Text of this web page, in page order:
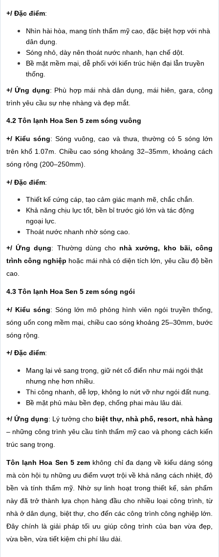
+/ Đặc điểm:
Nhìn hài hòa, mang tính thẩm mỹ cao, đặc biệt hợp với nhà
dân dụng.
Sóng nhỏ, dày nên thoát nước nhanh, hạn chế dột.
Bề mặt mềm mại, dễ phối với kiến trúc hiện đại lẫn truyền
thống.
+/ Ứng dụng: Phù hợp mái nhà dân dụng, mái hiên, gara, công
trình yêu cầu sự nhẹ nhàng và đẹp mắt.
4.2 Tôn lạnh Hoa Sen 5 zem sóng vuông
+/ Kiểu sóng: Sóng vuông, cao và thưa, thường có 5 sóng lớn
trên khổ 1.07m. Chiều cao sóng khoảng 32–35mm, khoảng cách
sóng rộng (200–250mm).
+/ Đặc điểm:
Thiết kế cứng cáp, tạo cảm giác mạnh mẽ, chắc chắn.
Khả năng chịu lực tốt, bền bỉ trước gió lớn và tác động
ngoại lực.
Thoát nước nhanh nhờ sóng cao.
+/ Ứng dụng: Thường dùng cho nhà xưởng, kho bãi, công
trình công nghiệp hoặc mái nhà có diện tích lớn, yêu cầu độ bền
cao.
4.3 Tôn lạnh Hoa Sen 5 zem sóng ngói
+/ Kiểu sóng: Sóng lớn mô phỏng hình viên ngói truyền thống,
sóng uốn cong mềm mại, chiều cao sóng khoảng 25–30mm, bước
sóng rộng.
+/ Đặc điểm:
Mang lại vẻ sang trọng, giữ nét cổ điển như mái ngói thật
nhưng nhẹ hơn nhiều.
Thi công nhanh, dễ lợp, không lo nứt vỡ như ngói đất nung.
Bề mặt phủ màu bền đẹp, chống phai màu lâu dài.
+/ Ứng dụng: Lý tưởng cho biệt thự, nhà phố, resort, nhà hàng
– những công trình yêu cầu tính thẩm mỹ cao và phong cách kiến
trúc sang trọng.
Tôn lạnh Hoa Sen 5 zem không chỉ đa dạng về kiểu dáng sóng
mà còn hội tụ những ưu điểm vượt trội về khả năng cách nhiệt, độ
bền và tính thẩm mỹ. Nhờ sự linh hoạt trong thiết kế, sản phẩm
này đã trở thành lựa chọn hàng đầu cho nhiều loại công trình, từ
nhà ở dân dụng, biệt thự, cho đến các công trình công nghiệp lớn.
Đây chính là giải pháp tối ưu giúp công trình của bạn vừa đẹp,
vừa bền, vừa tiết kiệm chi phí lâu dài.